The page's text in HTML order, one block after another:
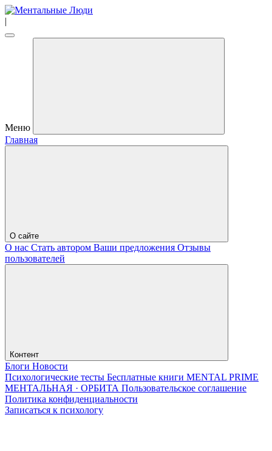
|
Меню
Главная
О сайте
О нас Стать автором Ваши предложения Отзывы
пользователей
Контент
Блоги Новости
Психологические тесты Бесплатные книги MENTAL PRIME
МЕНТАЛЬНАЯ · ОРБИТА Пользовательское соглашение
Политика конфиденциальности
Записаться к психологу